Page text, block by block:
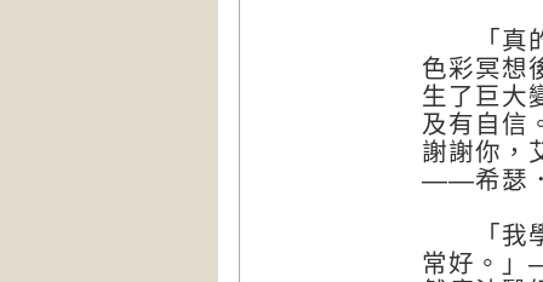
「真的
色彩冥想
生了巨大
及有自信
謝謝你，
——希瑟
「我學
常好。